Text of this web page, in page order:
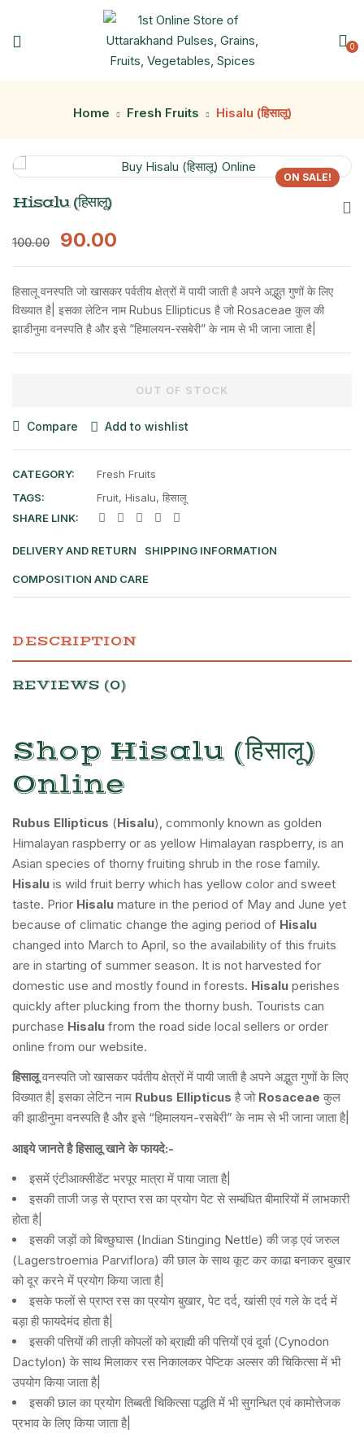
0
Home Fresh Fruits Hisalu (हिसालू)
ON SALE!
Hisalu (हिसालू)
100.00 90.00
हिसालू वनस्पति जो खासकर पर्वतीय क्षेत्रों में पायी जाती है अपने अद्भुत गुणों के लिए
विख्यात है| इसका लेटिन नाम Rubus Ellipticus है जो Rosaceae कुल की
झाडीनुमा वनस्पति है और इसे “हिमालयन-रसबेरी” के नाम से भी जाना जाता है|
OUT OF STOCK
Compare Add to wishlist
CATEGORY:
Fresh Fruits
TAGS:
Fruit, Hisalu, हिसालू
SHARE LINK:
DELIVERY AND RETURN SHIPPING INFORMATION
COMPOSITION AND CARE
DESCRIPTION
REVIEWS (0)
Shop Hisalu (हिसालू)
Online
Rubus Ellipticus (Hisalu), commonly known as golden
Himalayan raspberry or as yellow Himalayan raspberry, is an
Asian species of thorny fruiting shrub in the rose family.
Hisalu is wild fruit berry which has yellow color and sweet
taste. Prior Hisalu mature in the period of May and June yet
because of climatic change the aging period of Hisalu
changed into March to April, so the availability of this fruits
are in starting of summer season. It is not harvested for
domestic use and mostly found in forests. Hisalu perishes
quickly after plucking from the thorny bush. Tourists can
purchase Hisalu from the road side local sellers or order
online from our website.
हिसालूवनस्पति जो खासकर पर्वतीय क्षेत्रों में पायी जाती है अपने अद्भुत गुणों के लिए
विख्यात है| इसका लेटिन नाम Rubus Ellipticus है जो Rosaceae कुल
की झाडीनुमा वनस्पति है और इसे “हिमालयन-रसबेरी” के नाम से भी जाना जाता है|
आइये जानते हैहिसालूखाने के फायदे:-
इसमें एंटीआक्सीडेंट भरपूर मात्रा में पाया जाता है|
इसकी ताजी जड़ से प्राप्त रस का प्रयोग पेट से सम्बंधित बीमारियों में लाभकारी
होता है|
इसकी जड़ों को बिच्छुघास (Indian Stinging Nettle) की जड़ एवं जरुल
(Lagerstroemia Parviflora) की छाल के साथ कूट कर काढा बनाकर बुखार
को दूर करने में प्रयोग किया जाता है|
इसके फलों से प्राप्त रस का प्रयोग बुखार, पेट दर्द, खांसी एवं गले के दर्द में
बड़ा ही फायदेमंद होता है|
इसकी पत्तियों की ताज़ी कोपलों को ब्राह्मी की पत्तियों एवं दूर्वा (Cynodon
Dactylon) के साथ मिलाकर रस निकालकर पेप्टिक अल्सर की चिकित्सा में भी
उपयोग किया जाता है|
इसकी छाल का प्रयोग तिब्बती चिकित्सा पद्धति में भी सुगन्धित एवं कामोत्तेजक
प्रभाव के लिए किया जाता है|